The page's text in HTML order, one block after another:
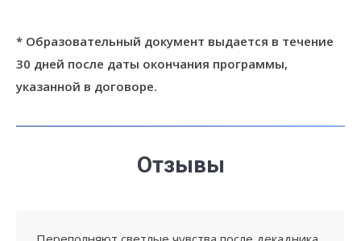
* Образовательный документ выдается в течение
30 дней после даты окончания программы,
указанной в договоре.
Отзывы